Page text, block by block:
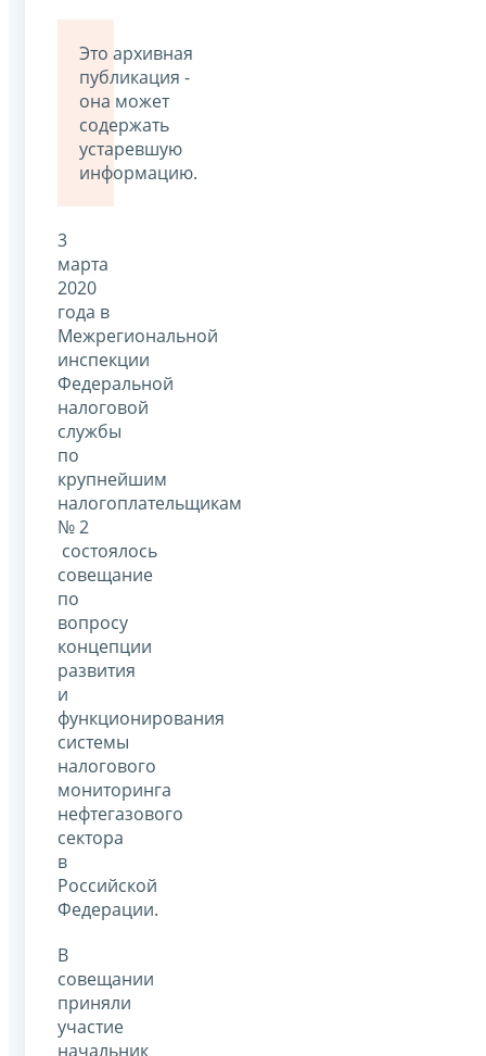
Это архивная
публикация -
она может
содержать
устаревшую
информацию.
3
марта
2020
года в
Межрегиональной
инспекции
Федеральной
налоговой
службы
по
крупнейшим
налогоплательщикам
№ 2
состоялось
совещание
по
вопросу
концепции
развития
и
функционирования
системы
налогового
мониторинга
нефтегазового
сектора
в
Российской
Федерации.
В
совещании
приняли
участие
начальник